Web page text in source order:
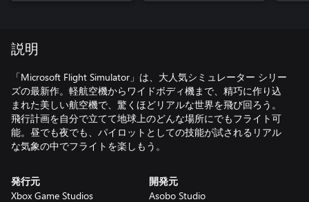
説明
「Microsoft Flight Simulator」は、大人気シミュレーター シリー
ズの最新作。軽航空機からワイドボディ機まで、精巧に作り込
まれた美しい航空機で、驚くほどリアルな世界を飛び回ろう。
飛行計画を自分で立てて地球上のどんな場所にでもフライト可
能。昼でも夜でも、パイロットとしての技能が試されるリアル
な気象の中でフライトを楽しもう。
発行元
Xbox Game Studios
開発元
Asobo Studio